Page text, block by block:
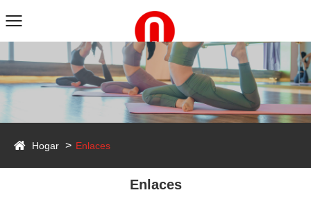
Hogar Enlaces
Enlaces